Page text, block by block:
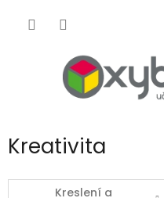
Kreativita
Kreslení a